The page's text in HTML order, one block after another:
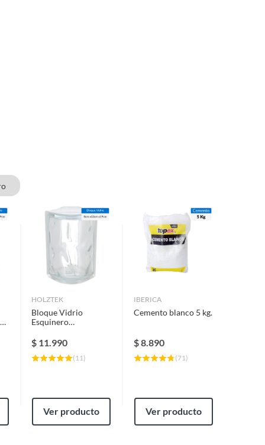
HOLZTEK
Bloque Vidrio
Esquinero
cm 80002-CB
$ 11.990
( 11)
Ver producto
IBERICA
Cemento blanco 5 kg.
$8.890
(71)
Ver producto